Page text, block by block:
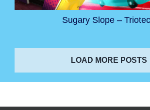
Sugary Slope –
LOAD MORE POSTS